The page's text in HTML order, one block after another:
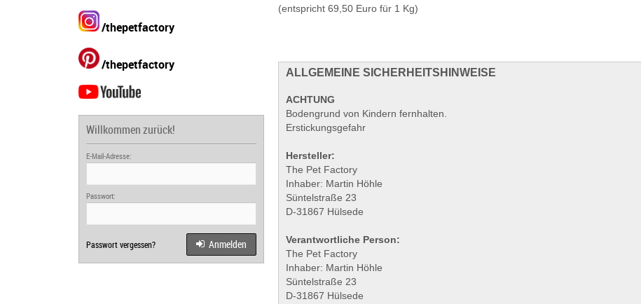
(entspricht 69,50 Euro für 1 Kg)
ALLGEMEINE SICHERHEITSHINWEISE
ACHTUNG
Bodengrund von Kindern fernhalten.
Erstickungsgefahr
Hersteller:
The Pet Factory
Inhaber: Martin Höhle
Süntelstraße 23
D-31867 Hülsede
Verantwortliche Person:
The Pet Factory
Inhaber: Martin Höhle
Süntelstraße 23
D-31867 Hülsede
/thepetfactory
/thepetfactory
Willkommen zurück!
E-Mail-Adresse:
Passwort:
Passwort vergessen? Anmelden